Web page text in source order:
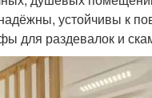
устойчивы к
для раздевалок и